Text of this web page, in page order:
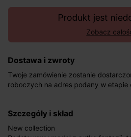
Produkt jest
Zobacz
Dostawa i zwroty
Twoje zamówienie zostanie
roboczych na adres podany w etapie
pośrednictwem DHL Express.
Nowość: Zamówienia dostarczamy w ciągu 4-6 dni
szczegóły i skład
New collection